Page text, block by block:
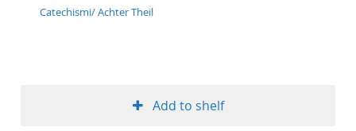
Catechismi/ Achter Theil
Add to shelf